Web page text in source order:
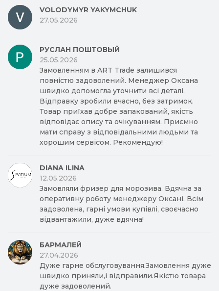
VOLODYMYR YAKYMCHUK
27.05.2026
РУСЛАН ПОШТОВЫЙ
25.05.2026
Замовленням в ART Trade залишився
повністю задоволений. Менеджер Оксана
швидко допомогла уточнити всі деталі.
Відправку зробили вчасно, без затримок.
Товар приїхав добре запакований, якість
відповідає опису та очікуванням. Приємно
мати справу з відповідальними людьми та
хорошим сервісом. Рекомендую!
DIANA ILINA
12.05.2026
Замовляли фризер для морозива. Вдячна за
оперативну роботу менеджеру Оксані. Всім
задоволена, гарні умови купівлі, своєчасно
відвантажили, дуже вдячна!
БАРМАЛЕЙ
27.04.2026
Дуже гарне обслуговування.Замовлення дуже
швидко приняли,і відправили.Якістю товара
дуже задоволений.